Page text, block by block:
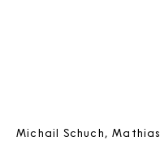
Michail Schuch, Mathias